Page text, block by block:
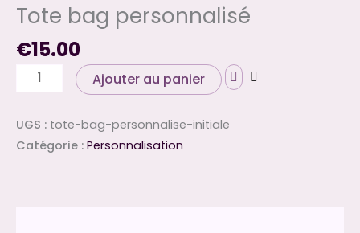
Tote bag personnalisé
€15.00
Ajouter au panier
UGS : tote-bag-personnalise-initiale
Catégorie : Personnalisation